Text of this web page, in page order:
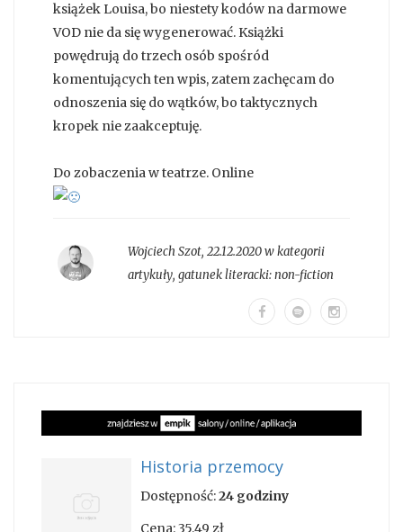
książek Louisa, bo niestety kodów na darmowe
VOD nie da się wygenerować. Książki
powędrują do trzech osób spośród
komentujących ten wpis, zatem zachęcam do
odnoszenia się do wątków, bo taktycznych
kropek nie zaakceptuję.
Do zobaczenia w teatrze. Online
Wojciech Szot, 22.12.2020 w kategorii
artykuły, gatunek literacki:non-fiction
Historia przemocy
Dostępność:24 godziny
Cena:35,49 zł